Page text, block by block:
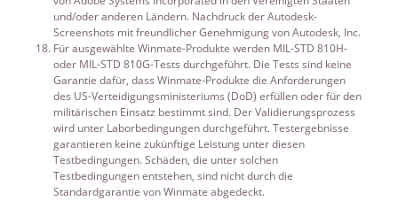
und/oder anderen Ländern. Nachdruck der Autodesk-
Screenshots mit freundlicher Genehmigung von Autodesk, Inc.
Für ausgewählte Winmate-Produkte werden MIL-STD 810H-
oder MIL-STD 810G-Tests durchgeführt. Die Tests sind keine
Garantie dafür, dass Winmate-Produkte die Anforderungen
des US-Verteidigungsministeriums (DoD) erfüllen oder für den
militärischen Einsatz bestimmt sind. Der Validierungsprozess
wird unter Laborbedingungen durchgeführt. Testergebnisse
garantieren keine zukünftige Leistung unter diesen
Testbedingungen. Schäden, die unter solchen
Testbedingungen entstehen, sind nicht durch die
Standardgarantie von Winmate abgedeckt.